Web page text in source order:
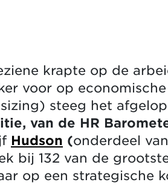
krapte op de
voor op
steeg het
van de HR
Hudson (onderdeel
bij 132 van de
op een strategische